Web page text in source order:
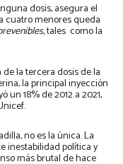
dosis, asegura el
cuatro menores queda
tales como la
la tercera dosis de la
la principal inyección
18% de 2012 a 2021,
no es la única. La
inestabilidad política y
más brutal de hace